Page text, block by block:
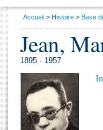
Général
Vous
Accueil Histoire Base
Jean,
1895 - 1957